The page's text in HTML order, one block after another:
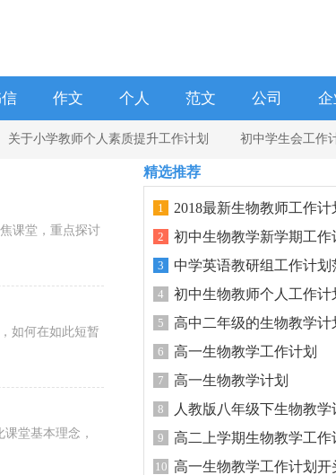
作文 个人 范文 公司 企
关于小学教师个人素质提升工作计划 初中学生会工作
课堂，重点探讨
如何在如此短暂
堂基本理念，
精选推荐
1 2018最新生物教师工作计
2 初中生物教学新学期工作计划
3 中学英语教研组工作计划
4 初中生物教师个人工作计
5 高中二年级的生物教学计
6 高一生物教学工作计划
7 高一生物教学计划
8 人教版八年级下生物教学
9 高二上学期生物教学工作
10 高一生物教学工作计划开